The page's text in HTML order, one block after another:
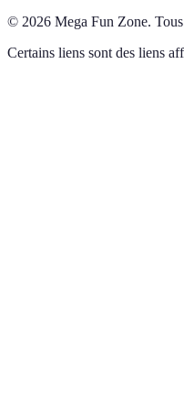
© 2026 Mega Fun Zone.
Certains liens sont des liens